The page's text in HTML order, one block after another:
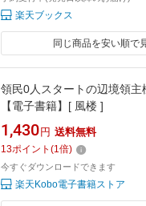
楽天ブックス
同じ商品を安い順で
領民0人スタートの辺境領
【電子書籍】[ 風楼 ]
1,430 円 送料無料
13ポイント (1倍)
今すぐダウンロードできます
楽天Kobo電子書籍ストア